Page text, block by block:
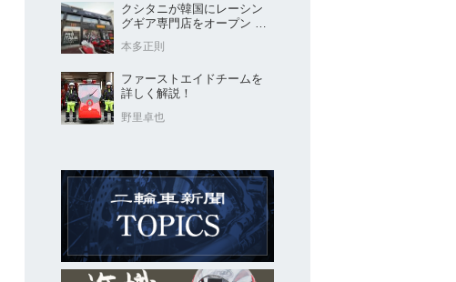
クシタニが韓国にレーシン
グギア専門店をオープン 今
に展開
本多正則
ファーストエイドチームを
詳しく解説！
野里卓也